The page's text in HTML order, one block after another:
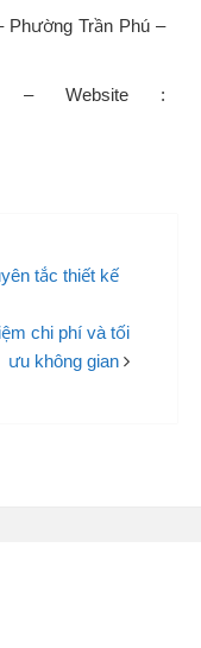
Trần Phú –
– Website :
tắc thiết kế
chi phí và tối
ưu không gian